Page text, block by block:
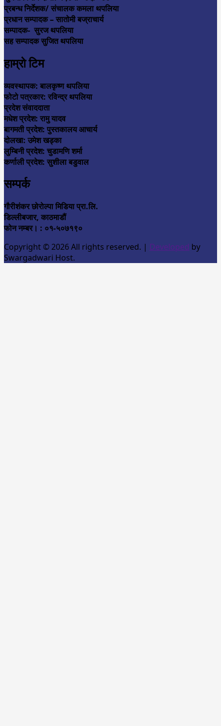
प्रबन्ध निर्देशक/ संचालक कमला थपलिया
प्रधान सम्पादक – सातोमी बज्राचार्य
सम्पादक- सुरज थपलिया
सह सम्पादक सुजित थपलिया
हाम्रो टिम
व्यवस्थापक: बालकृष्ण थपलिया
फोटो पत्रकार: रविन्द्र थपलिया
प्रदेश संवाददाता
मधेश प्रदेश: रामु यादव
बागमती प्रदेश: पुस्तकालय आचार्य
दोलखा: उमेश खड्का
लुम्बिनी प्रदेश: चुडामणि शर्मा
कर्णाली प्रदेश: सुशीला बडुवाल
सम्पर्क
गौरीशंकर छोरोल्पा मिडिया प्रा.लि.
डिल्लीबजार, काठमाडौं
फोन नम्बर। : ०१-५०७१९०
Copyright © 2026 All rights reserved. | Developed by
Swargadwari Host.